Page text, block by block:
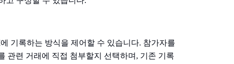
기록하는 방식을 제어할 수 있습니다. 참가자를
관련 거래에 직접 첨부할지 선택하며, 기존 기록